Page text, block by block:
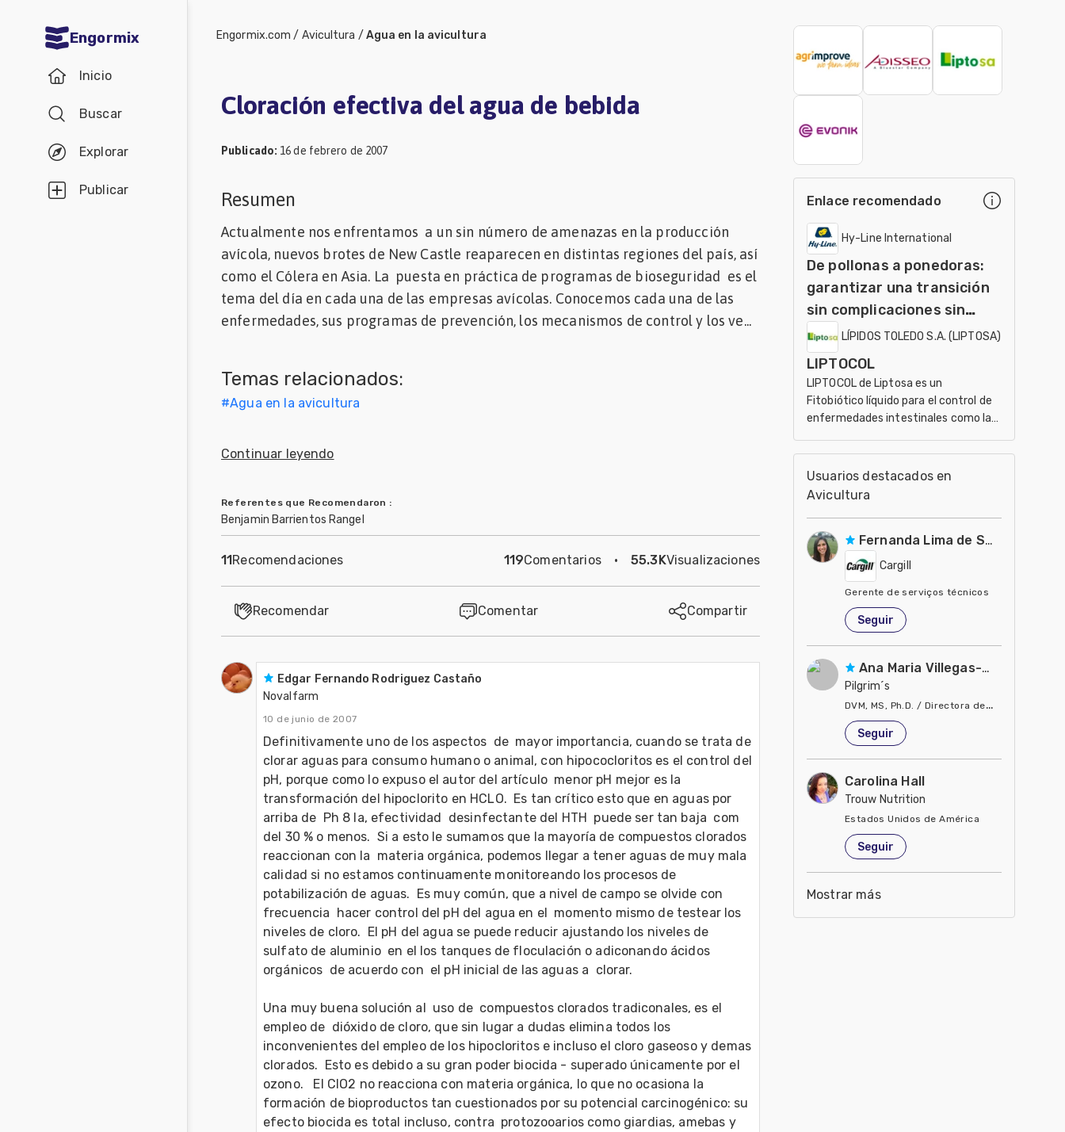
Engormix
Inicio
Buscar
Explorar
Publicar
Agricultura
Balanceados
Avicultura
Ganadería
Lechería
Micotoxinas
Mascotas
Engormix.com / Avicultura / Agua en la avicultura
Cloración efectiva del agua de bebida
Publicado: 16 de febrero de 2007
Resumen
Actualmente nos enfrentamos a un sin número de amenazas en la producción
avícola, nuevos brotes de New Castle reaparecen en distintas regiones del país, así
como el Cólera en Asia. La puesta en práctica de programas de bioseguridad es el
tema del día en cada una de las empresas avícolas. Conocemos cada una de las
enfermedades, sus programas de prevención, los mecanismos de control y los ve...
Temas relacionados:
#Agua en la avicultura
Continuar leyendo
Referentes que Recomendaron :
Benjamin Barrientos Rangel
11 Recomendaciones 119Comentarios · 55.3KVisualizaciones
Recomendar Comentar Compartir
Edgar Fernando Rodriguez Castaño
Novalfarm
10 de junio de 2007
Definitivamente uno de los aspectos  de  mayor importancia, cuando se trata de
clorar aguas para consumo humano o animal, con hipococloritos es el control del
pH, porque como lo expuso el autor del artículo  menor pH mejor es la
transformación del hipoclorito en HCLO.  Es tan crítico esto que en aguas por
arriba de  Ph 8 la, efectividad  desinfectante del HTH  puede ser tan baja  com
del 30 % o menos.  Si a esto le sumamos que la mayoría de compuestos clorados
reaccionan con la  materia orgánica, podemos llegar a tener aguas de muy mala
calidad si no estamos continuamente monitoreando los procesos de
potabilización de aguas.  Es muy común, que a nivel de campo se olvide con
frecuencia  hacer control del pH del agua en el  momento mismo de testear los
niveles de cloro.  El pH del agua se puede reducir ajustando los niveles de
sulfato de aluminio  en el los tanques de floculación o adiconando ácidos
orgánicos  de acuerdo con  el pH inicial de las aguas a  clorar.
Una muy buena solución al  uso de  compuestos clorados tradiconales, es el
empleo de  dióxido de cloro, que sin lugar a dudas elimina todos los
inconvenientes del empleo de los hipocloritos e incluso el cloro gaseoso y demas
clorados.  Esto es debido a su gran poder biocida - superado únicamente por el
ozono.   El ClO2 no reacciona con materia orgánica, lo que no ocasiona la
formación de bioproductos tan cuestionados por su potencial carcinogénico: su
efecto biocida es total incluso, contra  protozooarios como giardias, amebas y
Enlace recomendado
Hy-Line International
De pollonas a ponedoras:
garantizar una transición
sin complicaciones sin
jaulasLÍPIDOS TOLEDO S.A. (LIPTOSA)
LIPTOCOL
LIPTOCOL de Liptosa es un
Fitobiótico líquido para el control de
enfermedades intestinales como la
porcinos y aves
Usuarios destacados en
Avicultura
Fernanda Lima de Souza Castro
Cargill
Gerente de serviços técnicos
Estados Unidos de América
Seguir
Ana Maria Villegas-Gamble
Pilgrim´s
DVM, MS, Ph.D. / Directora de Nutrición
Estados Unidos de América
Seguir
Carolina Hall
Trouw Nutrition
Estados Unidos de América
Seguir
Mostrar más